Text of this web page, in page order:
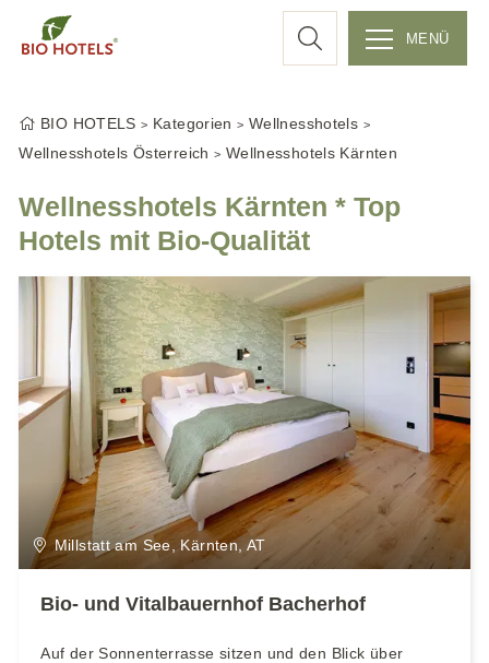
e
MENÜ
BIO HOTELS Kategorien
Wellnesshotels
Wellnesshotels Österreich
Wellnesshotels Kärnten
Wellnesshotels Kärnten * Top
Hotels mit Bio-Qualität
Millstatt am See, Kärnten, AT
Bio- und Vitalbauernhof Bacherhof
Auf der Sonnenterrasse sitzen und den Blick über